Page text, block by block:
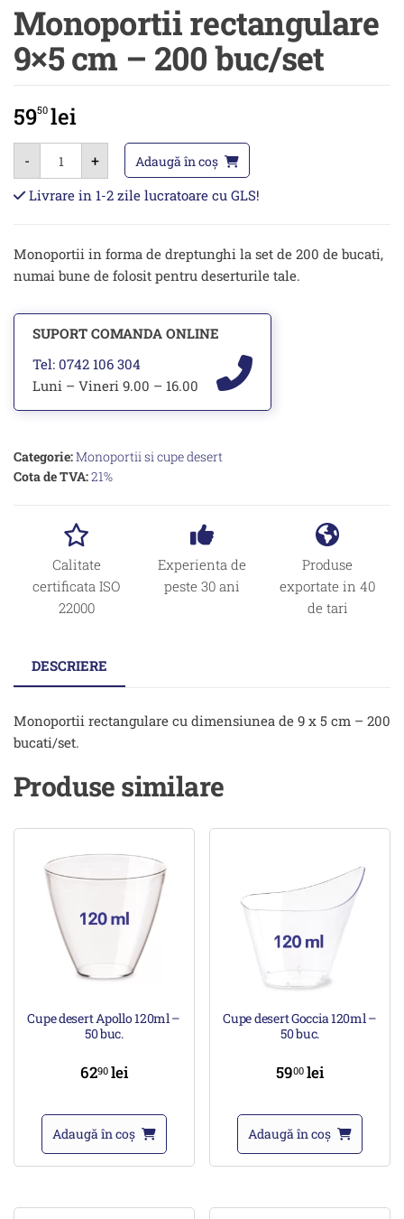
Monoportii rectangulare
9×5 cm – 200 buc/set
5950 lei
-
Cantitate
Monoportii
rectangulare
9x5
cm
+ Adaugă în coș
Livrare in 1-2 zile lucratoare cu GLS!
Monoportii in forma de dreptunghi la set de 200 de bucati,
numai bune de folosit pentru deserturile tale.
SUPORT COMANDA ONLINE
Tel: 0742 106 304
Luni – Vineri 9.00 – 16.00
Categorie:Monoportii si cupe desert
Cota de TVA:21%
Calitate
certificata ISO
22000
Experienta de
peste 30 ani
Produse
exportate in 40
de tari
DESCRIERE
Monoportii rectangulare cu dimensiunea de 9 x 5 cm – 200
bucati/set.
Produse similare
Cupe desert Apollo 120ml –
50 buc.
6290 lei
Adaugă în coș
Cupe desert Goccia 120ml –
50 buc.
5900lei
Adaugă în coș